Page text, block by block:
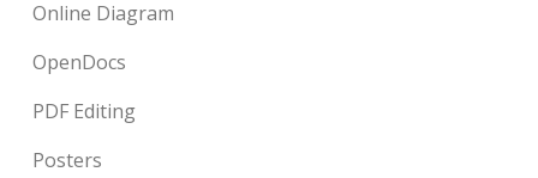
Online Diagram
OpenDocs
PDF Editing
Posters